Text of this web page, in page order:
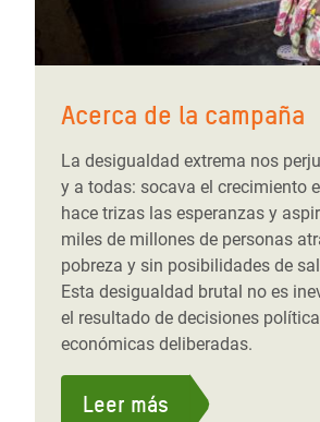
Acerca de la campaña
La desigualdad extrema nos
y a todas: socava el crecimiento
hace trizas las esperanzas y
miles de millones de personas
pobreza y sin posibilidades de
Esta desigualdad brutal no es
el resultado de decisiones
económicas deliberadas.
Leer más